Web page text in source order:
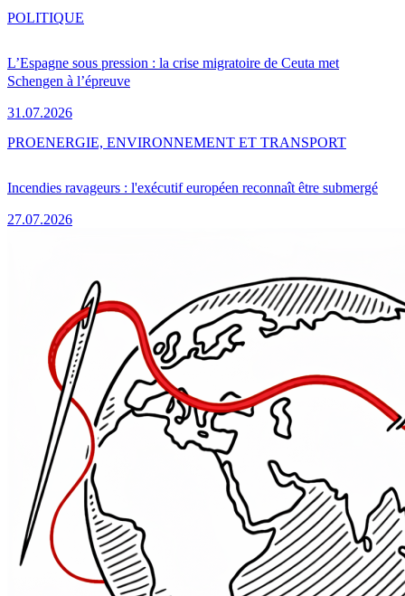
L’Espagne sous pression : la crise migratoire de Ceuta met
Schengen à l’épreuve
31.07.2026
POLITIQUE
Incendies ravageurs : l'exécutif européen reconnaît être submergé
27.07.2026
PROENERGIE, ENVIRONNEMENT ET TRANSPORT